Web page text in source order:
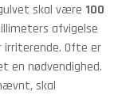
skal være 100
afvigelse
irriterende. Ofte er
en nødvendighed.
skal